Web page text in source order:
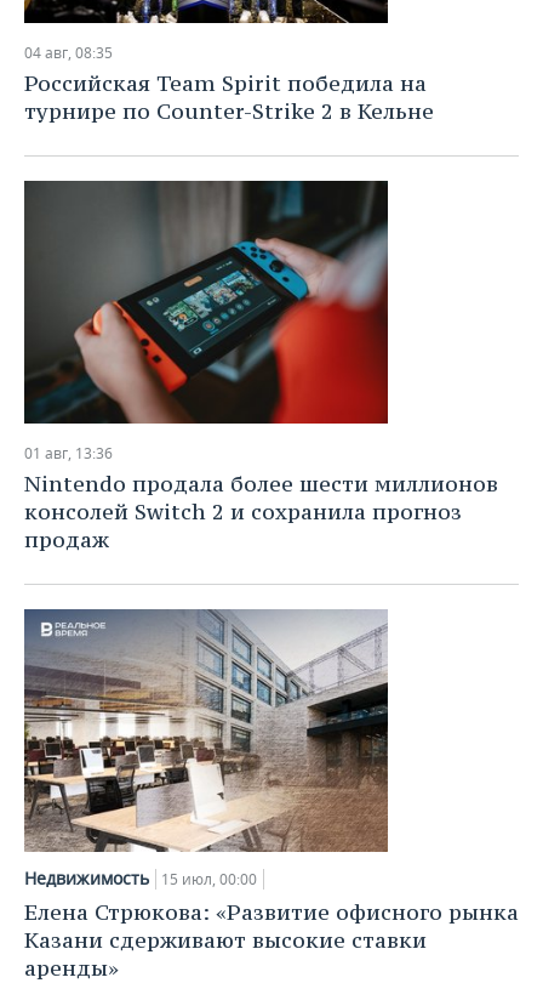
04 авг, 08:35
Российская Team Spirit победила на
турнире по Counter-Strike 2 в Кельне
01 авг, 13:36
Nintendo продала более шести миллионов
консолей Switch 2 и сохранила прогноз
продаж
Недвижимость 15 июл, 00:00
Елена Стрюкова: «Развитие офисного рынка
Казани сдерживают высокие ставки
аренды»